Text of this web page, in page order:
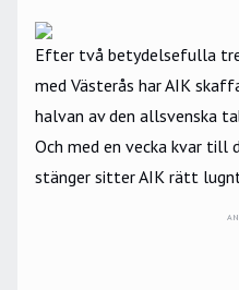
Efter två betydelsefulla
med Västerås har AIK
halvan av den allsvenska
Och med en vecka kvar
stänger sitter AIK rätt